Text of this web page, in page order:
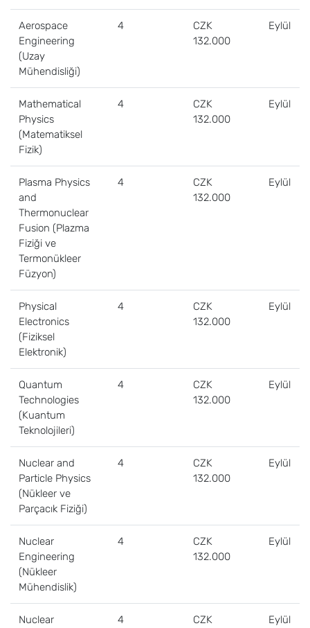
Aerospace
Engineering
(Uzay
Mühendisliği)
4
CZK
132.000
Eylül
Mathematical
Physics
(Matematiksel
Fizik)
4
CZK
132.000
Eylül
Plasma Physics
and
Thermonuclear
Fusion (Plazma
Fiziği ve
Termonükleer
Füzyon)
4
CZK
132.000
Eylül
Physical
Electronics
(Fiziksel
Elektronik)
4
CZK
132.000
Eylül
Quantum
Technologies
(Kuantum
Teknolojileri)
4
CZK
132.000
Eylül
Nuclear and
Particle Physics
(Nükleer ve
Parçacık Fiziği)
4
CZK
132.000
Eylül
Nuclear
Engineering
(Nükleer
Mühendislik)
4
CZK
132.000
Eylül
Nuclear
4
CZK
Eylül